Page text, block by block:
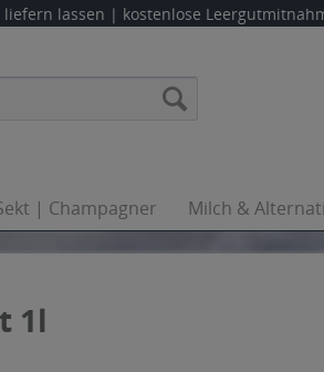
liefern lassen | kostenlose
| Champagner Milch &
1l